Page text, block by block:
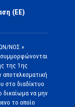
(ΕΕ)
ΝΟΣ »
συμμορφώνονται
της 1ης
αποτελεσματική
στο διαδίκτυο
δικαίωμα να μην
το οποίο